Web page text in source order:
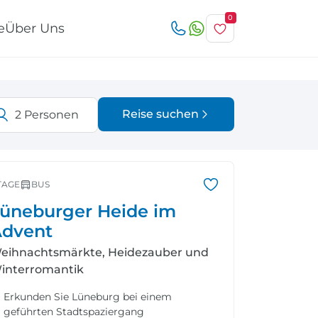
Über Uns
0
Schweiz
Nordeuropa
2 Personen Reise suchen
BUS
Heide im
Heidezauber und
Erkunden Sie Lüneburg bei einem
geführten Stadtspaziergang